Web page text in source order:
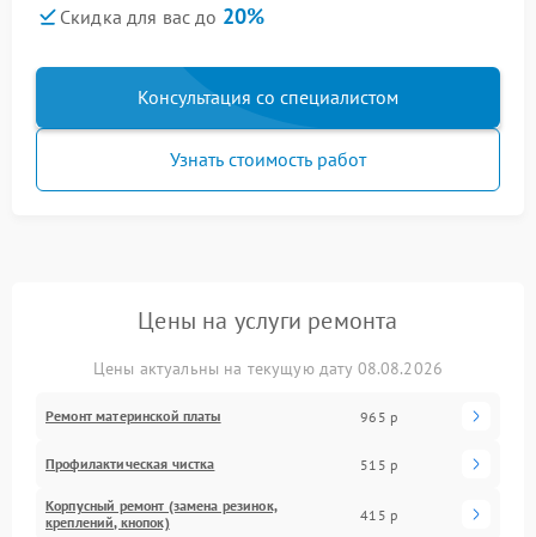
Скидка для вас до 20%
Консультация со специалистом
Узнать стоимость работ
Цены на услуги ремонта
Цены актуальны на текущую дату 08.08.2026
Ремонт материнской платы 965 р
Профилактическая чистка 515 р
Корпусный ремонт (замена резинок,
креплений, кнопок)
415 р